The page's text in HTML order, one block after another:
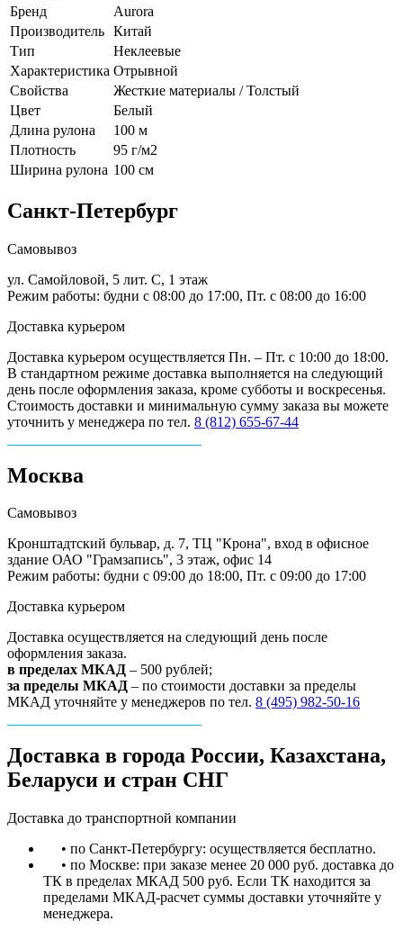
Бренд
Aurora
Производитель Китай
Тип
Неклеевые
Характеристика Отрывной
Свойства
Жесткие материалы / Толстый
Цвет
Белый
Длина рулона
100 м
Плотность
95 г/м2
Ширина рулона 100 см
Санкт-Петербург
Самовывоз
ул. Самойловой, 5 лит. С, 1 этаж
Режим работы: будни с 08:00 до 17:00, Пт. с 08:00 до 16:00
Доставка курьером
Доставка курьером осуществляется Пн. – Пт. с 10:00 до 18:00.
В стандартном режиме доставка выполняется на следующий
день после оформления заказа, кроме субботы и воскресенья.
Стоимость доставки и минимальную сумму заказа вы можете
уточнить у менеджера по тел. 8 (812) 655-67-44
Москва
Самовывоз
Кронштадтский бульвар, д. 7, ТЦ "Крона", вход в офисное
здание ОАО "Грамзапись", 3 этаж, офис 14
Режим работы: будни с 09:00 до 18:00, Пт. с 09:00 до 17:00
Доставка курьером
Доставка осуществляется на следующий день после
оформления заказа.
в пределах МКАД – 500 рублей;
за пределы МКАД – по стоимости доставки за пределы
МКАД уточняйте у менеджеров по тел. 8 (495) 982-50-16
Доставка в города России, Казахстана,
Беларуси и стран СНГ
Доставка до транспортной компании
• по Санкт-Петербургу: осуществляется бесплатно.
• по Москве: при заказе менее 20 000 руб. доставка до
ТК в пределах МКАД 500 руб. Если ТК находится за
пределами МКАД-расчет суммы доставки уточняйте у
менеджера.